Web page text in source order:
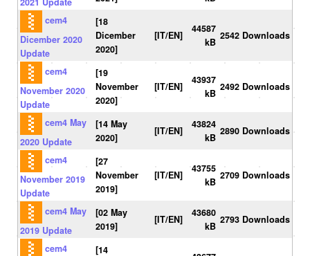
cem4
Dicember 2020
Update
[18
Dicember
2020]
[IT/EN]
44587
kB
2542 Downloads
cem4
November 2020
Update
[19
November
2020]
[IT/EN]
43937
kB
2492 Downloads
cem4 May
2020 Update
[14 May
2020]
[IT/EN]
43824
kB
2890 Downloads
cem4
November 2019
Update
[27
November
2019]
[IT/EN]
43755
kB
2709 Downloads
cem4 May
2019 Update
[02 May
2019]
[IT/EN]
43680
kB
2793 Downloads
cem4 [14